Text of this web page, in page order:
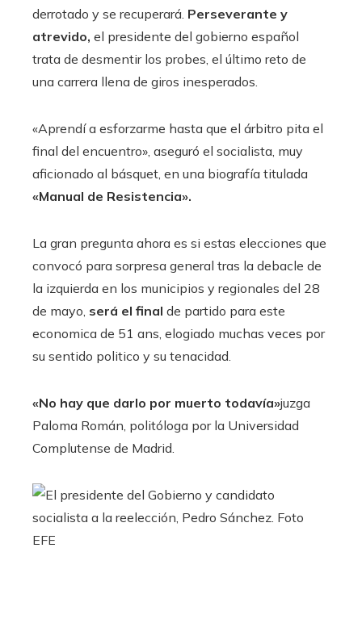
derrotado y se recuperará. Perseverante y
atrevido, el presidente del gobierno español
trata de desmentir los probes, el último reto de
una carrera llena de giros inesperados.
«Aprendí a esforzarme hasta que el árbitro pita el
final del encuentro», aseguró el socialista, muy
aficionado al básquet, en una biografía titulada
«Manual de Resistencia».
La gran pregunta ahora es si estas elecciones que
convocó para sorpresa general tras la debacle de
la izquierda en los municipios y regionales del 28
de mayo, será el final de partido para este
economica de 51 ans, elogiado muchas veces por
su sentido politico y su tenacidad.
«No hay que darlo por muerto todavía»juzga
Paloma Román, politóloga por la Universidad
Complutense de Madrid.